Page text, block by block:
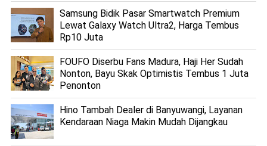
Samsung Bidik Pasar Smartwatch Premium
Lewat Galaxy Watch Ultra2, Harga Tembus
Rp10 Juta
FOUFO Diserbu Fans Madura, Haji Her Sudah
Nonton, Bayu Skak Optimistis Tembus 1 Juta
Penonton
Hino Tambah Dealer di Banyuwangi, Layanan
Kendaraan Niaga Makin Mudah Dijangkau